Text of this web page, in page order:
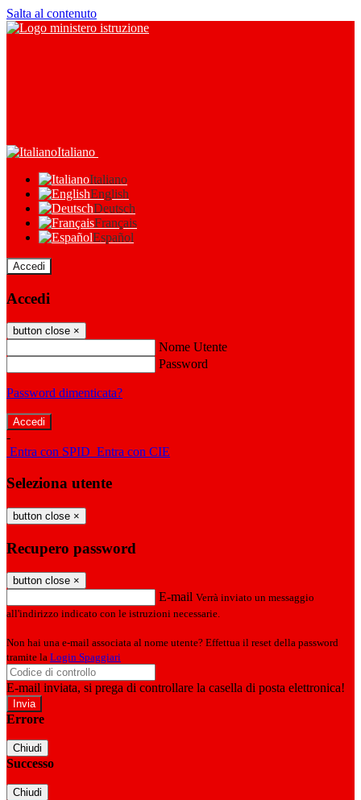
Salta al contenuto
Italiano
Italiano
English
Deutsch
Français
Español
Accedi
Accedi
button close ×
Nome Utente
Password
Password dimenticata?
-
Entra con SPID Entra con CIE
Seleziona utente
button close ×
Recupero password
button close ×
E-mail Verrà inviato un messaggio
all'indirizzo indicato con le istruzioni necessarie.
Non hai una e-mail associata al nome utente? Effettua il reset della password
tramite la Login Spaggiari
E-mail inviata, si prega di controllare la casella di posta elettronica!
Errore
Chiudi
Successo
Chiudi